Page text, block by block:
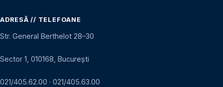
ADRESĂ // TELEFOANE
Str. General Berthelot 28–30
Sector 1, 010168, București
021/405.62.00 · 021/405.63.00